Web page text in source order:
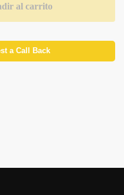
al carrito
a Call Back